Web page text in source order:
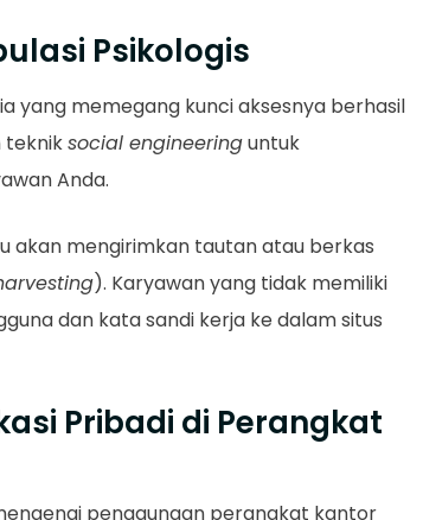
Psikologis
yang memegang kunci aksesnya berhasil
tekniksocial engineeringuntuk
Anda.
akan mengirimkan tautan atau berkas
). Karyawan yang tidak memiliki
dan kata sandi kerja ke dalam situs
Pribadi di Perangkat
penggunaan perangkat kantor